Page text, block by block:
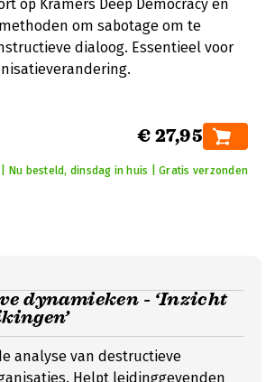
op Kramers Deep Democracy en
om sabotage om te
dialoog. Essentieel voor
€ 27,95
Nu besteld, dinsdag in huis | Gratis verzonden
dynamieken - ‘Inzicht
analyse van destructieve
Helpt leidinggevenden